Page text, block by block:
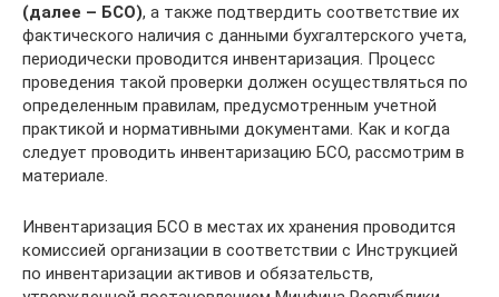
(далее – БСО), а также подтвердить соответствие их
фактического наличия с данными бухгалтерского учета,
периодически проводится инвентаризация. Процесс
проведения такой проверки должен осуществляться по
определенным правилам, предусмотренным учетной
практикой и нормативными документами. Как и когда
следует проводить инвентаризацию БСО, рассмотрим в
материале.
Инвентаризация БСО в местах их хранения проводится
комиссией организации в соответствии с Инструкцией
по инвентаризации активов и обязательств,